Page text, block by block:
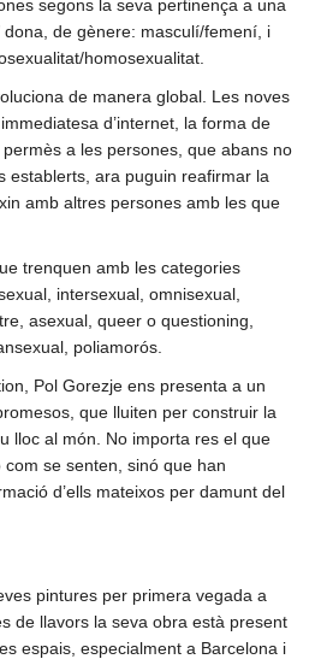
segons la seva pertinença a una
de gènere: masculí/femení, i
homosexualitat.
de manera global. Les noves
d’internet, la forma de
a les persones, que abans no
establerts, ara puguin reafirmar la
amb altres persones amb les que
trenquen amb les categories
intersexual, omnisexual,
asexual, queer o questioning,
poliamorós.
Pol Gorezje ens presenta a un
que lluiten per construir la
lloc al món. No importa res el que
se senten, sinó que han
d’ells mateixos per damunt del
pintures per primera vegada a
de llavors la seva obra està present
espais, especialment a Barcelona i